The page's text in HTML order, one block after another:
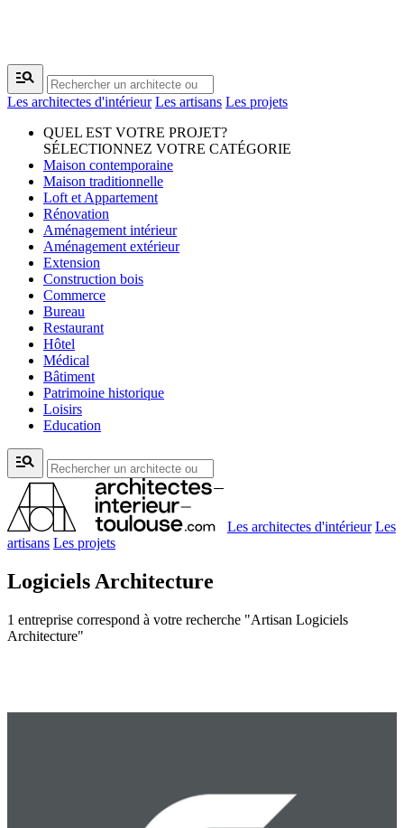
manage_search
Les architectes d'intérieur Les artisans Les projets
QUEL EST VOTRE PROJET?
SÉLECTIONNEZ VOTRE CATÉGORIE
Maison contemporaine
Maison traditionnelle
Loft et Appartement
Rénovation
Aménagement intérieur
Aménagement extérieur
Extension
Construction bois
Commerce
Bureau
Restaurant
Hôtel
Médical
Bâtiment
Patrimoine historique
Loisirs
Education
manage_search
Les architectes d'intérieur Les
artisans Les projets
Logiciels Architecture
1 entreprise correspond à votre recherche "Artisan Logiciels
Architecture"